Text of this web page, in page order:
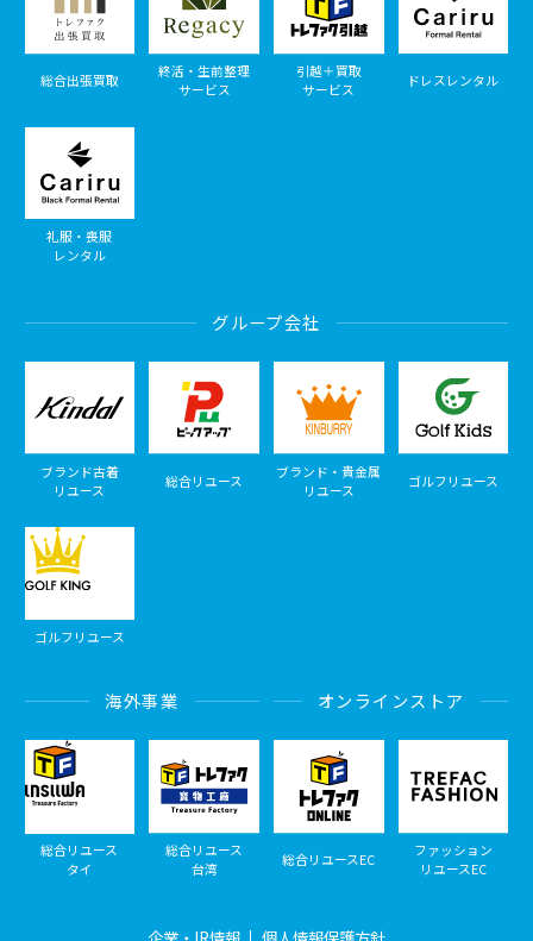
総合出張買取
終活・生前整理
サービス
引越＋買取
サービス
ドレスレンタル
礼服・喪服
レンタル
グループ会社
ブランド古着
リユース
総合リユース
ブランド・貴金属
リユース
ゴルフリユース
ゴルフリユース
海外事業
総合リユース
タイ
総合リユース
台湾
オンラインストア
総合リユースEC
ファッション
リユースEC